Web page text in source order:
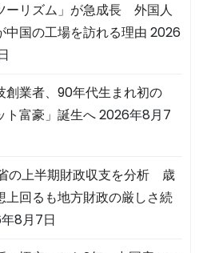
ーリズム」が急成長 外国人
中国の工場を訪れる理由 2026
創業者、90年代生まれ初の
ト富豪」誕生へ2026年8月7
の上半期財政収支を分析 歳
上回るも地方財政の厳しさ続
8月7日